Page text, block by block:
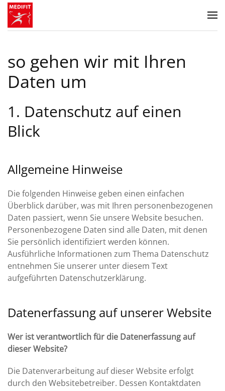
Zum Hauptinhalt springen
so gehen wir mit Ihren
Daten um
1. Datenschutz auf einen
Blick
Allgemeine Hinweise
Die folgenden Hinweise geben einen einfachen
Überblick darüber, was mit Ihren personenbezogenen
Daten passiert, wenn Sie unsere Website besuchen.
Personenbezogene Daten sind alle Daten, mit denen
Sie persönlich identifiziert werden können.
Ausführliche Informationen zum Thema Datenschutz
entnehmen Sie unserer unter diesem Text
aufgeführten Datenschutzerklärung.
Datenerfassung auf unserer Website
Wer ist verantwortlich für die Datenerfassung auf
dieser Website?
Die Datenverarbeitung auf dieser Website erfolgt
durch den Websitebetreiber. Dessen Kontaktdaten